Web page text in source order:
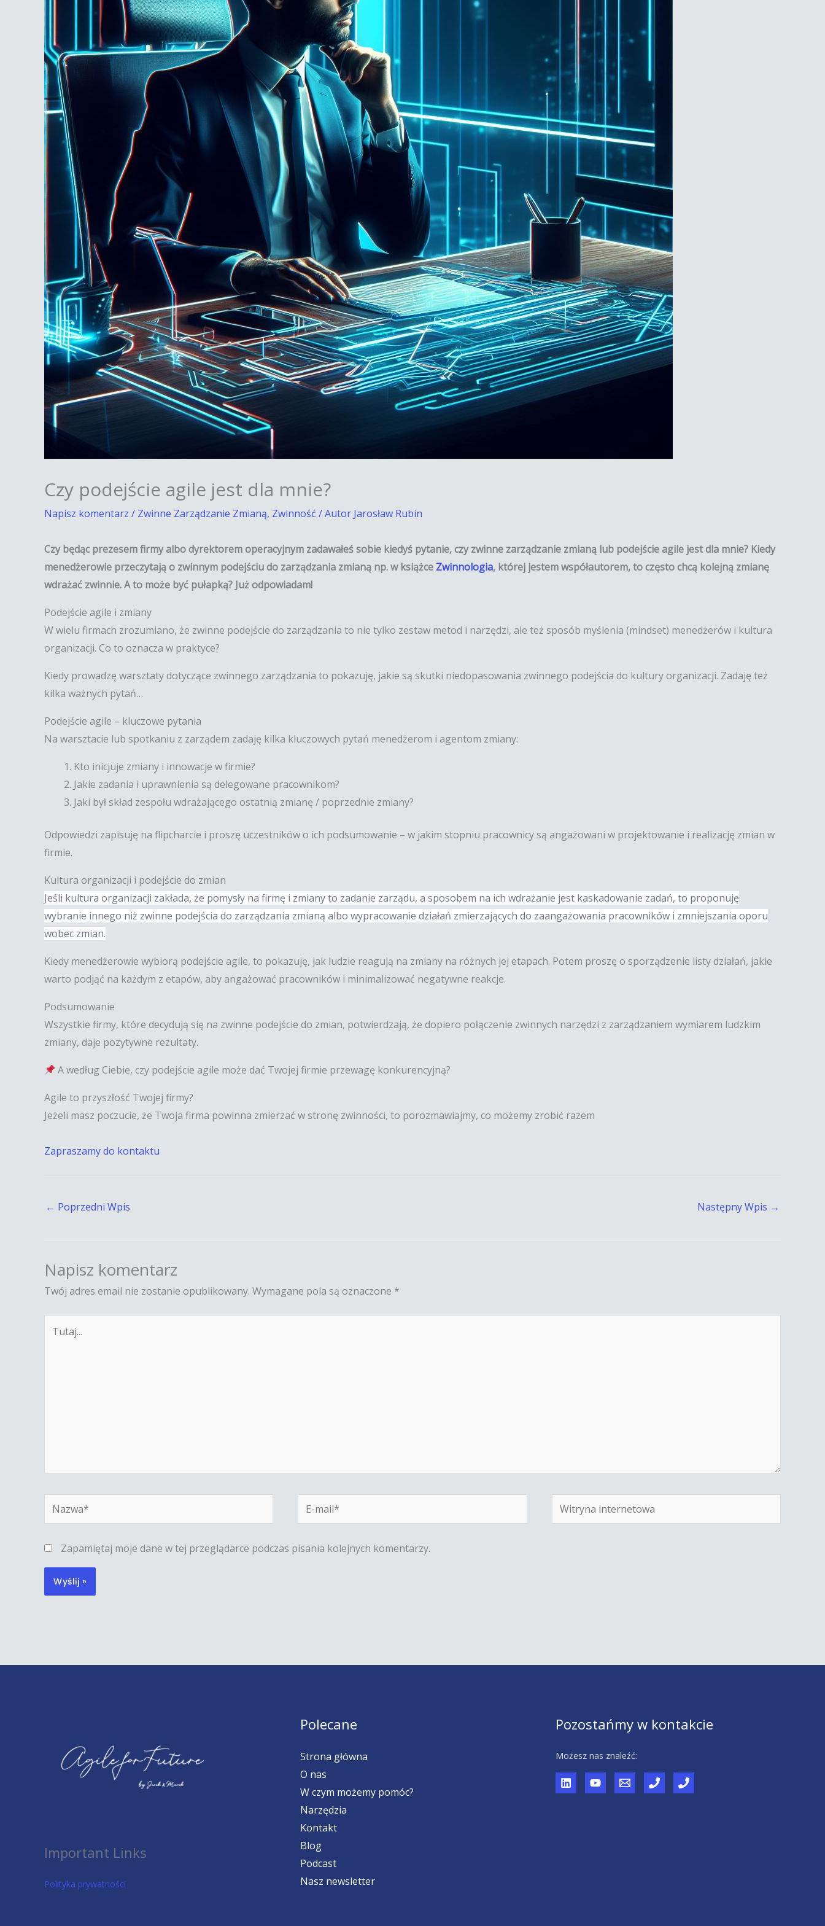
Czy podejście agile jest dla mnie?
Napisz komentarz / Zwinne Zarządzanie Zmianą, Zwinność / Autor Jarosław Rubin
Czy będąc prezesem firmy albo dyrektorem operacyjnym zadawałeś sobie kiedyś pytanie, czy zwinne zarządzanie zmianą lub podejście agile jest dla mnie? Kiedy
menedżerowie przeczytają o zwinnym podejściu do zarządzania zmianą np. w książce Zwinnologia, której jestem współautorem, to często chcą kolejną zmianę
wdrażać zwinnie. A to może być pułapką? Już odpowiadam!
Podejście agile i zmiany
W wielu firmach zrozumiano, że zwinne podejście do zarządzania to nie tylko zestaw metod i narzędzi, ale też sposób myślenia (mindset) menedżerów i kultura
organizacji. Co to oznacza w praktyce?
Kiedy prowadzę warsztaty dotyczące zwinnego zarządzania to pokazuję, jakie są skutki niedopasowania zwinnego podejścia do kultury organizacji. Zadaję też
kilka ważnych pytań…
Podejście agile – kluczowe pytania
Na warsztacie lub spotkaniu z zarządem zadaję kilka kluczowych pytań menedżerom i agentom zmiany:
Kto inicjuje zmiany i innowacje w firmie?
Jakie zadania i uprawnienia są delegowane pracownikom?
Jaki był skład zespołu wdrażającego ostatnią zmianę / poprzednie zmiany?
Odpowiedzi zapisuję na flipcharcie i proszę uczestników o ich podsumowanie – w jakim stopniu pracownicy są angażowani w projektowanie i realizację zmian w
firmie.
Kultura organizacji i podejście do zmian
Jeśli kultura organizacji zakłada, że pomysły na firmę i zmiany to zadanie zarządu, a sposobem na ich wdrażanie jest kaskadowanie zadań, to proponuję
wybranie innego niż zwinne podejścia do zarządzania zmianą albo wypracowanie działań zmierzających do zaangażowania pracowników i zmniejszania oporu
wobec zmian.
Kiedy menedżerowie wybiorą podejście agile, to pokazuję, jak ludzie reagują na zmiany na różnych jej etapach. Potem proszę o sporządzenie listy działań, jakie
warto podjąć na każdym z etapów, aby angażować pracowników i minimalizować negatywne reakcje.
Podsumowanie
Wszystkie firmy, które decydują się na zwinne podejście do zmian, potwierdzają, że dopiero połączenie zwinnych narzędzi z zarządzaniem wymiarem ludzkim
zmiany, daje pozytywne rezultaty.
A według Ciebie, czy podejście agile może dać Twojej firmie przewagę konkurencyjną?
Agile to przyszłość Twojej firmy?
Jeżeli masz poczucie, że Twoja firma powinna zmierzać w stronę zwinności, to porozmawiajmy, co możemy zrobić razem
Zapraszamy do kontaktu
← Poprzedni Wpis Następny Wpis →
Napisz komentarz
Twój adres email nie zostanie opublikowany. Wymagane pola są oznaczone *
Nazwa*
E-
mail*
Witryna
internetowa
Zapamiętaj moje dane w tej przeglądarce podczas pisania kolejnych komentarzy.
Important Links
Polityka prywatności
Polecane
Strona główna
O nas
W czym możemy pomóc?
Narzędzia
Kontakt
Blog
Podcast
Nasz newsletter
Pozostańmy w kontakcie
Możesz nas znaleźć: